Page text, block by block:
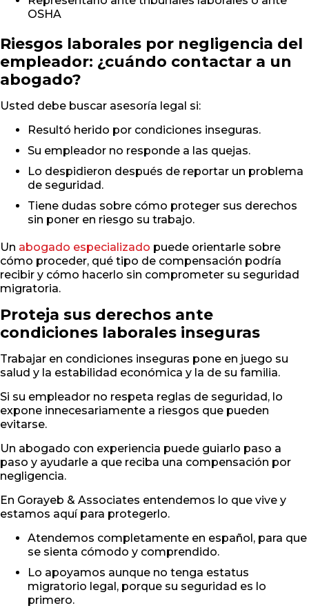
OSHA
Riesgos laborales por negligencia del
empleador: ¿cuándo contactar a un
abogado?
Usted debe buscar asesoría legal si:
Resultó herido por condiciones inseguras.
Su empleador no responde a las quejas.
Lo despidieron después de reportar un problema
de seguridad.
Tiene dudas sobre cómo proteger sus derechos
sin poner en riesgo su trabajo.
Un abogado especializado puede orientarle sobre
cómo proceder, qué tipo de compensación podría
recibir y cómo hacerlo sin comprometer su seguridad
migratoria.
Proteja sus derechos ante
condiciones laborales inseguras
Trabajar en condiciones inseguras pone en juego su
salud y la estabilidad económica y la de su familia.
Si su empleador no respeta reglas de seguridad, lo
expone innecesariamente a riesgos que pueden
evitarse.
Un abogado con experiencia puede guiarlo paso a
paso y ayudarle a que reciba una compensación por
negligencia.
En Gorayeb & Associates entendemos lo que vive y
estamos aquí para protegerlo.
Atendemos completamente en español, para que
se sienta cómodo y comprendido.
Lo apoyamos aunque no tenga estatus
migratorio legal, porque su seguridad es lo
primero.